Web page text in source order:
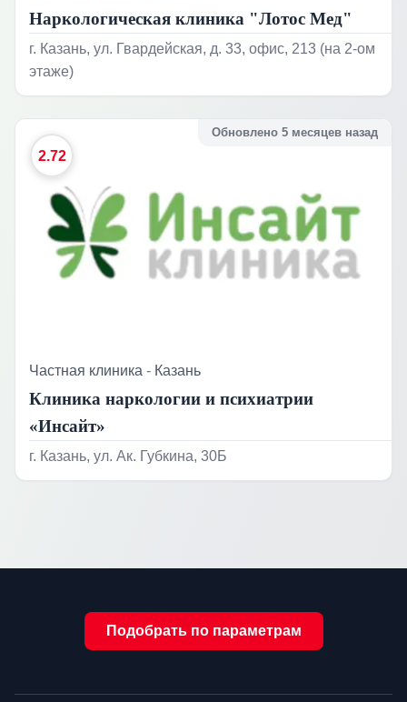
Наркологическая клиника "Лотос Мед"
г. Казань, ул. Гвардейская, д. 33, офис, 213 (на 2-ом
этаже)
2.72
Частная клиника - Казань
Клиника наркологии и психиатрии
«Инсайт»
г. Казань, ул. Ак. Губкина, 30Б
Обновлено 5 месяцев назад
Подобрать по параметрам